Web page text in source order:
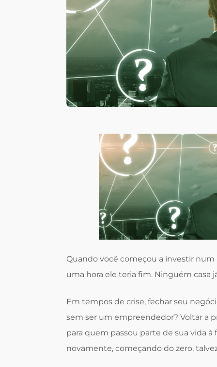
Quando você começou a investir
uma hora ele teria fim. Ninguém casa
Em tempos de crise, fechar seu
sem ser um empreendedor? Voltar a
para quem passou parte de sua vida
novamente, começando do zero,